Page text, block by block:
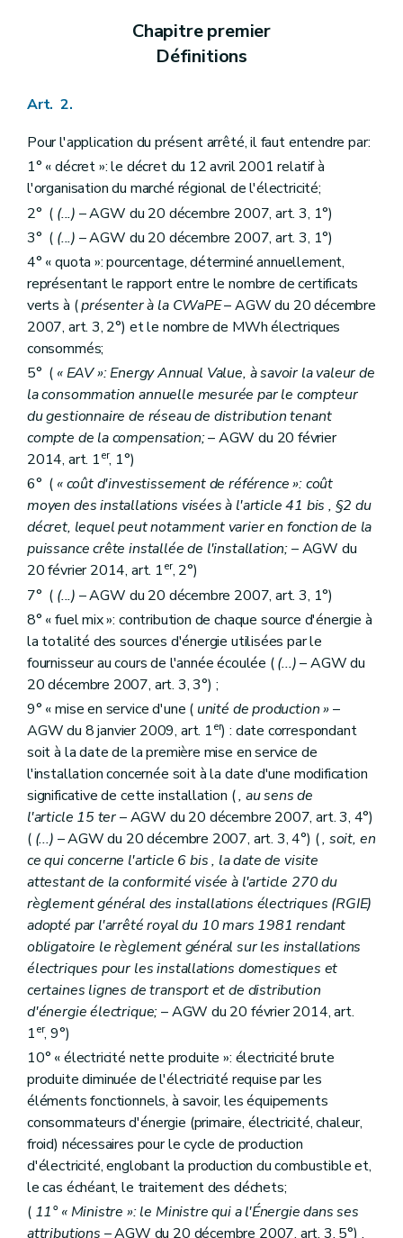
Annexe 13
Chapitre premier
Définitions
Art. 2.
Pour l'application du présent arrêté, il faut entendre par:
1° « décret »: le décret du 12 avril 2001 relatif à
l'organisation du marché régional de l'électricité;
2° ( (...) – AGW du 20 décembre 2007, art. 3, 1°)
3° ( (...) – AGW du 20 décembre 2007, art. 3, 1°)
4° « quota »: pourcentage, déterminé annuellement,
représentant le rapport entre le nombre de certificats
verts à (présenter à la CWaPE– AGW du 20 décembre
2007, art. 3, 2°) et le nombre de MWh électriques
consommés;
5° ( « EAV »: Energy Annual Value, à savoir la valeur de
la consommation annuelle mesurée par le compteur
du gestionnaire de réseau de distribution tenant
compte de la compensation;– AGW du 20 février
2014, art. 1er, 1°)
6° ( « coût d'investissement de référence »: coût
moyen des installations visées à l'article 41 bis , §2 du
décret, lequel peut notamment varier en fonction de la
puissance crête installée de l'installation;– AGW du
20 février 2014, art. 1er, 2°)
7° ( (...) – AGW du 20 décembre 2007, art. 3, 1°)
8° « fuel mix »: contribution de chaque source d'énergie à
la totalité des sources d'énergie utilisées par le
fournisseur au cours de l'année écoulée ((...)– AGW du
20 décembre 2007, art. 3, 3°) ;
9° « mise en service d'une ( unité de production »–
AGW du 8 janvier 2009, art. 1er) : date correspondant
soit à la date de la première mise en service de
l'installation concernée soit à la date d'une modification
significative de cette installation (, au sens de
l'article 15ter– AGW du 20 décembre 2007, art. 3, 4°)
( (...) – AGW du 20 décembre 2007, art. 3, 4°) (, soit, en
ce qui concerne l'article 6bis, la date de visite
attestant de la conformité visée à l'article 270 du
règlement général des installations électriques (RGIE)
adopté par l'arrêté royal du 10 mars 1981 rendant
obligatoire le règlement général sur les installations
électriques pour les installations domestiques et
certaines lignes de transport et de distribution
d'énergie électrique;– AGW du 20 février 2014, art.
1er, 9°)
10° « électricité nette produite »: électricité brute
produite diminuée de l'électricité requise par les
éléments fonctionnels, à savoir, les équipements
consommateurs d'énergie (primaire, électricité, chaleur,
froid) nécessaires pour le cycle de production
d'électricité, englobant la production du combustible et,
le cas échéant, le traitement des déchets;
( 11° « Ministre »: le Ministre qui a l'Énergie dans ses
attributions – AGW du 20 décembre 2007, art. 3, 5°) .